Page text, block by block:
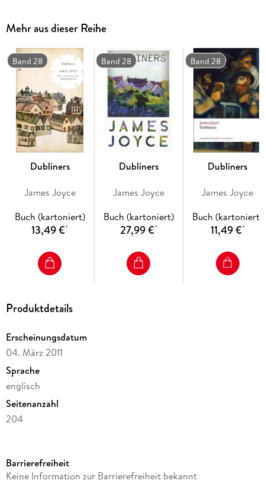
Mehr aus dieser Reihe
Band 28
Dubliners
James Joyce
Buch (kartoniert)
13,49 €*
Band 28
Dubliners
James Joyce
Buch (kartoniert)
27,99 €*
Band 28
Dubliners
James Joyce
Buch (kartoniert)
11,49 €*
Produktdetails
Erscheinungsdatum
04. März 2011
Sprache
englisch
Seitenanzahl
204
Autor/Autorin
Barrierefreiheit
Keine Information zur Barrierefreiheit bekannt